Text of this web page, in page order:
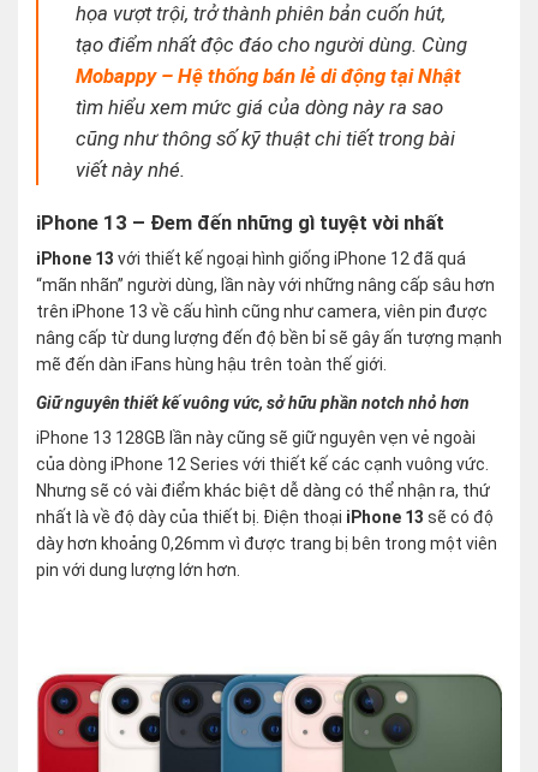
họa vượt trội, trở thành phiên bản cuốn hút,
tạo điểm nhất độc đáo cho người dùng. Cùng
Mobappy – Hệ thống bán lẻ di động tại Nhật
tìm hiểu xem mức giá của dòng này ra sao
cũng như thông số kỹ thuật chi tiết trong bài
viết này nhé.
iPhone 13 – Đem đến những gì tuyệt vời nhất
iPhone 13 với thiết kế ngoại hình giống iPhone 12 đã quá
“mãn nhãn” người dùng, lần này với những nâng cấp sâu hơn
trên iPhone 13 về cấu hình cũng như camera, viên pin được
nâng cấp từ dung lượng đến độ bền bỉ sẽ gây ấn tượng mạnh
mẽ đến dàn iFans hùng hậu trên toàn thế giới.
Giữ nguyên thiết kế vuông vức, sở hữu phần notch nhỏ hơn
iPhone 13 128GB lần này cũng sẽ giữ nguyên vẹn vẻ ngoài
của dòng iPhone 12 Series với thiết kế các cạnh vuông vức.
Nhưng sẽ có vài điểm khác biệt dễ dàng có thể nhận ra, thứ
nhất là về độ dày của thiết bị. Điện thoại iPhone 13 sẽ có độ
dày hơn khoảng 0,26mm vì được trang bị bên trong một viên
pin với dung lượng lớn hơn.